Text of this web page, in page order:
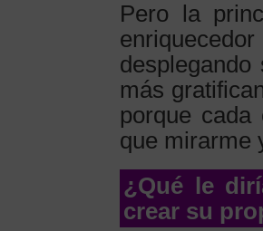
Pero la
más
porque
que mirarme
¿Qué le
crear su